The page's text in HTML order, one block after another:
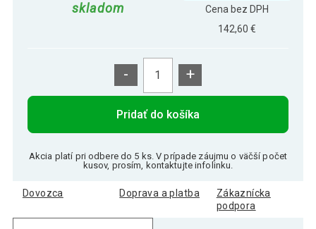
skladom
Cena bez DPH
142,60 €
- +
Pridať do košíka
Akcia platí pri odbere do 5 ks. V prípade záujmu o väčší počet
kusov, prosím, kontaktujte infolinku.
Dovozca Doprava a platba
Zákaznícka
podpora